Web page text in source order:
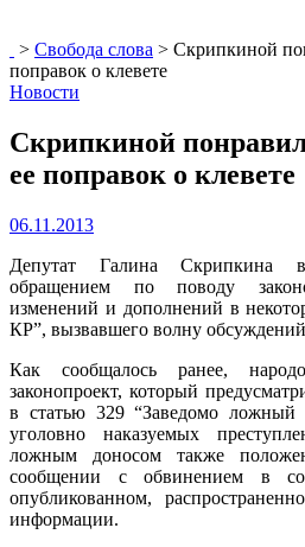
> Свобода слова > Скрипкиной
поправок о клевете
Новости
Скрипкиной
ее поправок о клевете
06.11.2013
Депутат Галина Скрипкина
обращением по поводу
изменений и дополнений в
КР”, вызвавшего волну обсуждений
Как сообщалось ранее,
законопроект, который
в статью 329 “Заведомо ложный
уголовно наказуемых
ложным доносом также
сообщении с обвинением в
опубликованном,
информации.